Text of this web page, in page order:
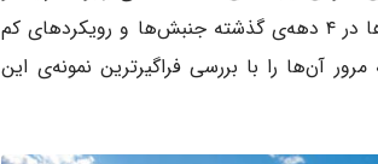
ارائه‌ی راهکارهای متناسب نیز شکل می‌گیرد. این دغدغده‌ها در ۴ دهه‌ی گذشته جنبش‌ها و رویکردهای کم‌
آن‌ها را با بررسی فراگیرترین نمونه‌ی این